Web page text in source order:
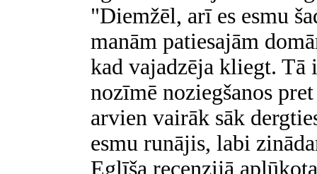
"Diemžēl, arī es esmu
manām patiesajām
kad vajadzēja kliegt. Tā
nozīmē noziegšanos
arvien vairāk sāk
esmu runājis, labi
Eglīša recenzijā